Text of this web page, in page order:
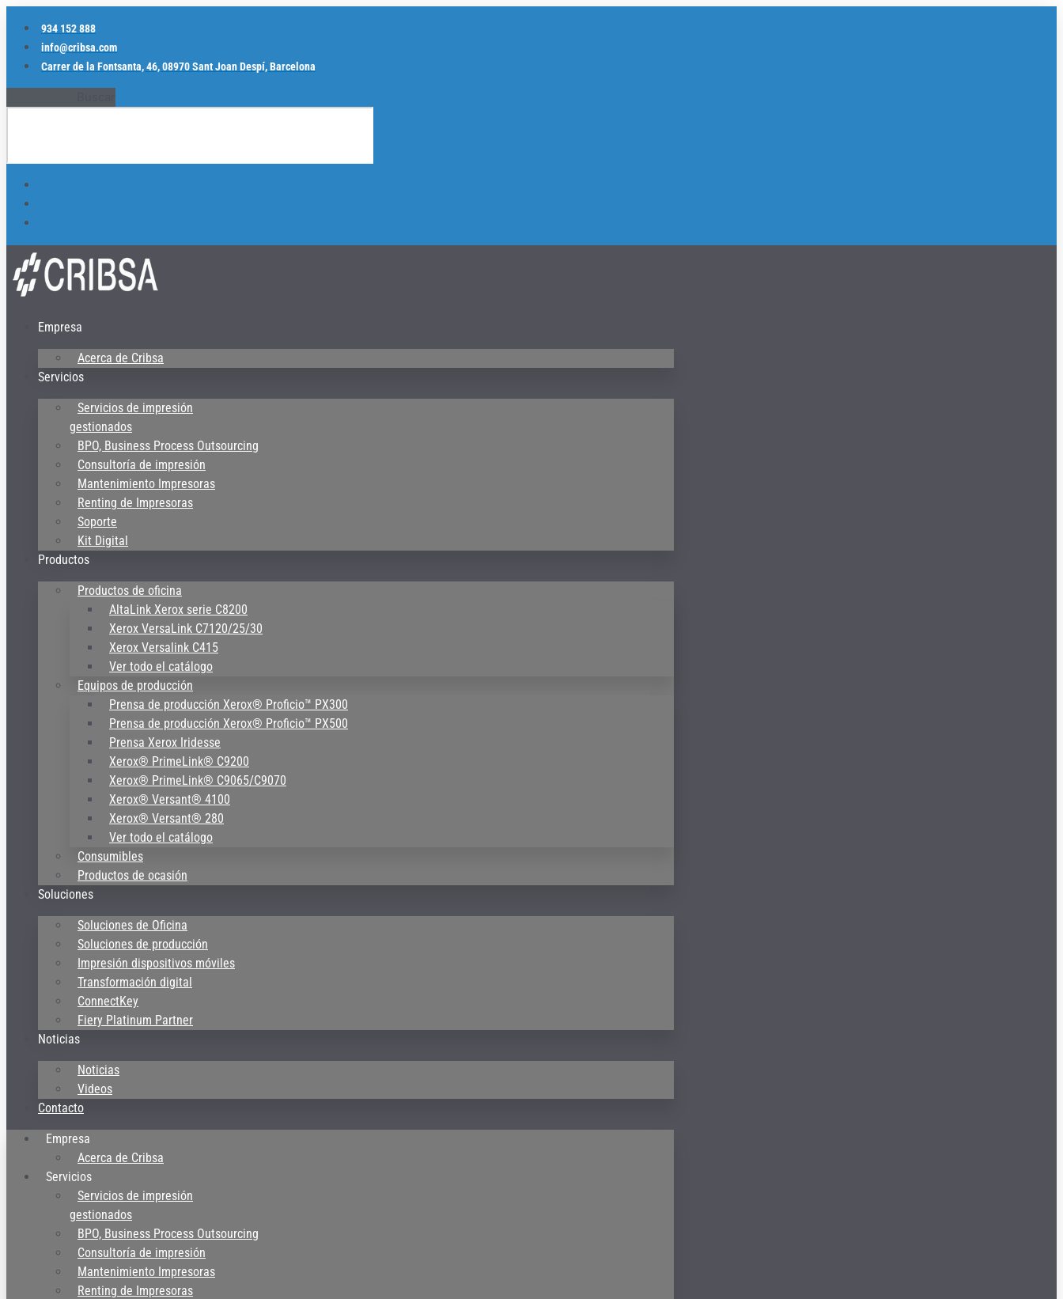
Ir
contenido
934 152 888
info@cribsa.com
Carrer de la Fontsanta, 46, 08970 Sant Joan Despí, Barcelona
Empresa
Acerca de Cribsa
Servicios
Servicios de impresión
gestionados
BPO, Business Process Outsourcing
Consultoría de impresión
Mantenimiento Impresoras
Renting de Impresoras
Soporte
Kit Digital
Productos
Productos de oficina
AltaLink Xerox serie C8200
Xerox VersaLink C7120/25/30
Xerox Versalink C415
Ver todo el catálogo
Equipos de producción
Prensa de producción Xerox® Proficio™ PX300
Prensa de producción Xerox® Proficio™ PX500
Prensa Xerox Iridesse
Xerox® PrimeLink® C9200
Xerox® PrimeLink® C9065/C9070
Xerox® Versant® 4100
Xerox® Versant® 280
Ver todo el catálogo
Consumibles
Productos de ocasión
Soluciones
Soluciones de Oficina
Soluciones de producción
Impresión dispositivos móviles
Transformación digital
ConnectKey
Fiery Platinum Partner
Noticias
Noticias
Videos
Contacto
Empresa
Acerca de Cribsa
Servicios
Servicios de impresión
gestionados
BPO, Business Process Outsourcing
Consultoría de impresión
Mantenimiento Impresoras
Renting de Impresoras